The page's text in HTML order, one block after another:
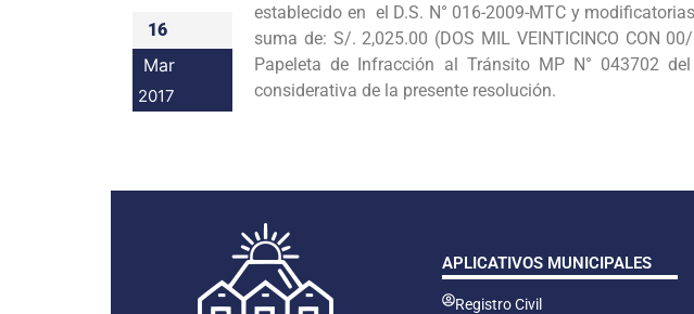
16
Mar
2017
establecido en el D.S. N° 016-2009-MTC y
suma de: S/. 2,025.00 (DOS MIL VEINTICINCO CON
Papeleta de Infracción al Tránsito MP N° 043702
considerativa de la presente resolución.
APLICATIVOS MUNICIPALES
Registro Civil